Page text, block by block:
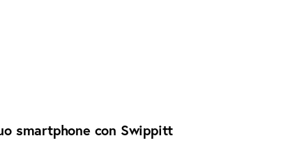
smartphone con Swippitt